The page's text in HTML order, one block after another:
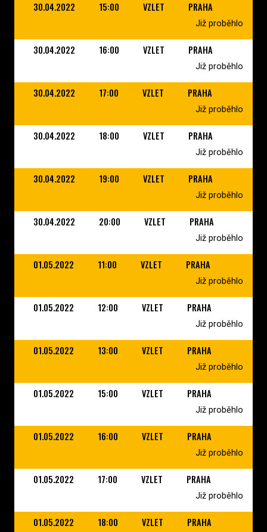
30.04.2022 15:00 VZLET PRAHA
Již proběhlo
30.04.2022 16:00 VZLET PRAHA
Již proběhlo
30.04.2022 17:00 VZLET PRAHA
Již proběhlo
30.04.2022 18:00 VZLET PRAHA
Již proběhlo
30.04.2022 19:00 VZLET PRAHA
Již proběhlo
30.04.2022 20:00 VZLET PRAHA
Již proběhlo
01.05.2022 11:00 VZLET PRAHA
Již proběhlo
01.05.2022 12:00 VZLET PRAHA
Již proběhlo
01.05.2022 13:00 VZLET PRAHA
Již proběhlo
01.05.2022 15:00 VZLET PRAHA
Již proběhlo
01.05.2022 16:00 VZLET PRAHA
Již proběhlo
01.05.2022 17:00 VZLET PRAHA
Již proběhlo
01.05.2022 18:00 VZLET PRAHA